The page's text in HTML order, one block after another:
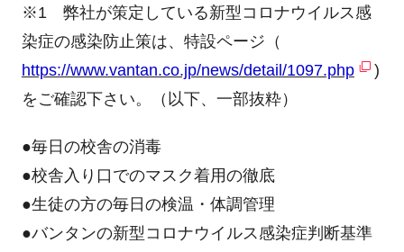
※1 弊社が策定している新型コロナウイルス感
染症の感染防止策は、特設ページ（
https://www.vantan.co.jp/news/detail/1097.php
)
をご確認下さい。（以下、一部抜粋）
●毎日の校舎の消毒
●校舎入り口でのマスク着用の徹底
●生徒の方の毎日の検温・体調管理
●バンタンの新型コロナウイルス感染症判断基準